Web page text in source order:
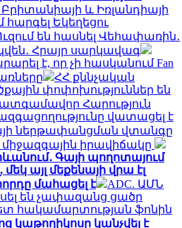
և Իռլանդիայի
հարգել Եկեղեցու
են հասնել Վեհափառին․
Հրայր սարկավագ
է, որ չի հասկանում Fan
ՀՀ քննչական
փոփոխություններ են
Հարություն
վատացել է
ներթափանցման վտանգը
միջազգային իրավիճակը
Գայի պողոտայում
այլ մեքենայի վրա էլ
մահացել է
ADC. ԱՄՆ
են չափազանց ցածր
հակամարտության ֆոնին
կաթողիկոսը կանչվել է